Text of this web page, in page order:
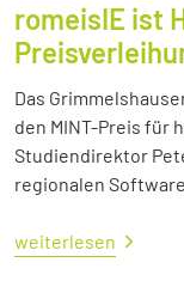
romeisIE ist
Das
den MINT-Preis für
Studiendirektor
regionalen
weiterlesen